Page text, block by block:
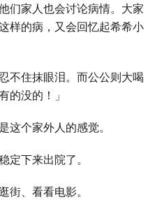
们家人也会讨论病情。大家
样的病，又会回忆起希希小
不住抹眼泪。而公公则大喝
的没的！」
这个家外人的感觉。
定下来出院了。
街、看看电影。